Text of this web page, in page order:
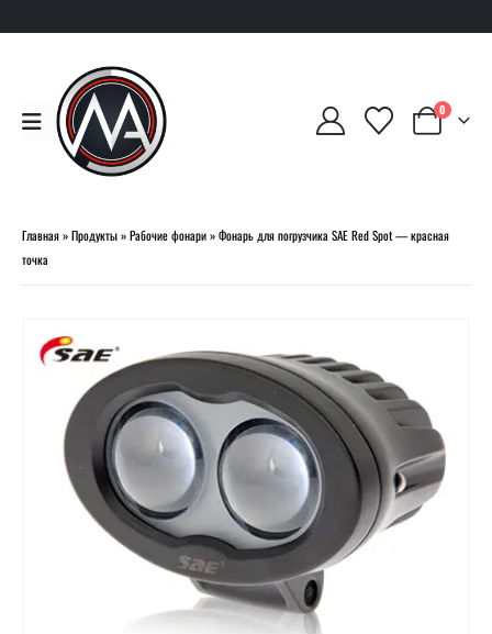
0
Главная»Продукты»Рабочие фонари»Фонарь для погрузчика SAE Red Spot — красная
точка